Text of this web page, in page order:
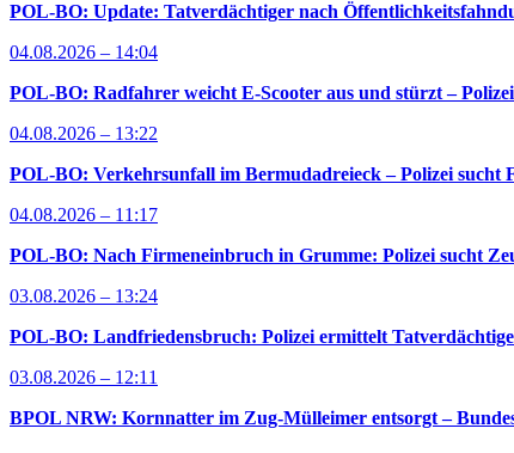
POL-BO: Update: Tatverdächtiger nach
04.08.2026 – 14:04
POL-BO: Radfahrer weicht E-Scooter aus und stürzt –
04.08.2026 – 13:22
POL-BO: Verkehrsunfall im Bermudadreieck – Polizei sucht
04.08.2026 – 11:17
POL-BO: Nach Firmeneinbruch in Grumme: Polizei sucht
03.08.2026 – 13:24
POL-BO: Landfriedensbruch: Polizei ermittelt
03.08.2026 – 12:11
BPOL NRW: Kornnatter im Zug-Mülleimer entsorgt –